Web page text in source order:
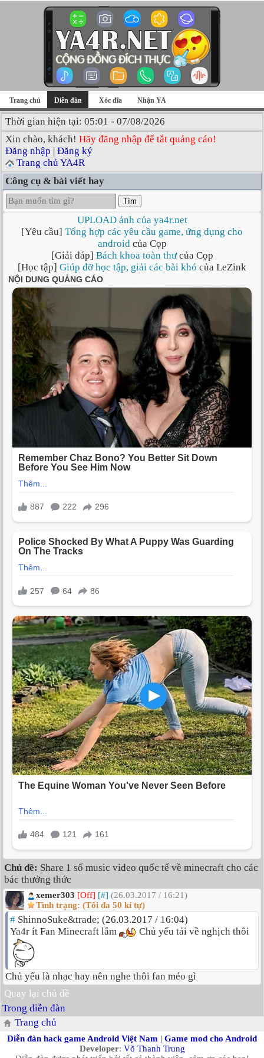
Trang chủ Diễn đàn Xóc đĩa Nhận YA
Thời gian hiện tại: 05:01 - 07/08/2026
Xin chào, khách! Hãy đăng nhập để tắt quảng cáo!
Đăng nhập | Đăng ký
Trang chủ YA4R
Công cụ & bài viết hay
Tìm
UPLOAD ảnh của ya4r.net
[Yêu cầu] Tổng hợp các yêu cầu game, ứng dụng cho
androidcủa Cọp
[Giải đáp] Bách khoa toàn thưcủa Cọp
[Học tập] Giúp đỡ học tập, giải các bài khó của LeZink
Chủ đề: Share 1 số music video quốc tế về minecraft cho các
bác thưởng thức
xemer303 [Off] [#] (26.03.2017 / 16:21)
Tình trạng: (Tối đa 50 kí tự)
# ShinnoSuke&trade; (26.03.2017 / 16:04)
Ya4r ít Fan Minecraft lắm
Chủ yếu tải về nghịch thôi
Chủ yếu là nhạc hay nên nghe thôi fan méo gì
Quay lại chủ đề
Trong diễn đàn
Trang chủ
Diễn đàn hack game Android Việt Nam | Game mod cho Android
Developer: Võ Thanh Trung